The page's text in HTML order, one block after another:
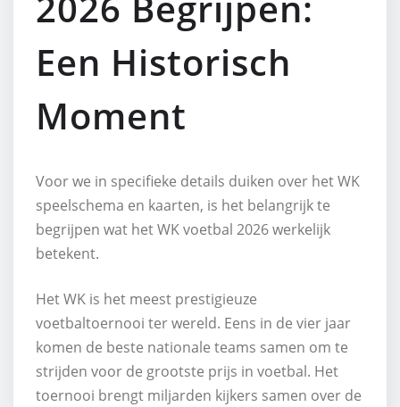
Een Historisch
Moment
Voor we in specifieke details duiken over het WK
speelschema en kaarten, is het belangrijk te
begrijpen wat het WK voetbal 2026 werkelijk
betekent.
Het WK is het meest prestigieuze
voetbaltoernooi ter wereld. Eens in de vier jaar
komen de beste nationale teams samen om te
strijden voor de grootste prijs in voetbal. Het
toernooi brengt miljarden kijkers samen over de